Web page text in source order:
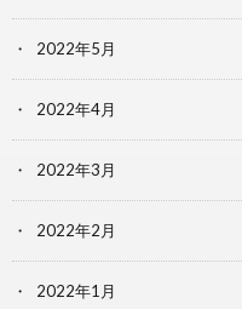
2022年5月
2022年4月
2022年3月
2022年2月
2022年1月